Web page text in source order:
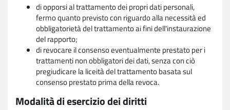
di opporsi al trattamento dei propri dati personali,
fermo quanto previsto con riguardo alla necessità ed
obbligatorietà del trattamento ai fini dell'instaurazione
del rapporto;
di revocare il consenso eventualmente prestato per i
trattamenti non obbligatori dei dati, senza con ciò
pregiudicare la liceità del trattamento basata sul
consenso prestato prima della revoca.
Modalità di esercizio dei diritti